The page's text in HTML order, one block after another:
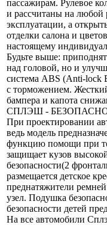
пассажирам. Рулевое
и рассчитаны на любой
эксплуатации, а
отделки салона и
настоящему
Будьте выше:
над головой, но и
система ABS (Anti-lock
с торможением.
бампера и капота
СПЛЭШ -
При проектировании
ведь модель
функцию помощи при
защищает кузов
безопасности(2
размещается детское
преднатяжители
узел. Подушка
безопасности детей
На все автомобили